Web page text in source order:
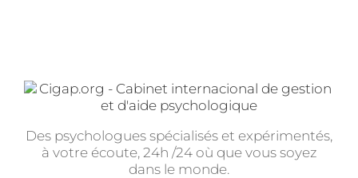
Des psychologues spécialisés et expérimentés,
à votre écoute, 24h /24 où que vous soyez
dans le monde.